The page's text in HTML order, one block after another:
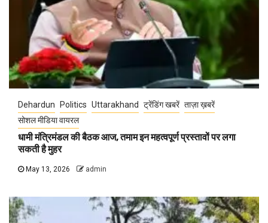
Dehardun Politics Uttarakhand ट्रेंडिंग खबरें ताज़ा ख़बरें
सोशल मीडिया वायरल
धामी मंत्रिमंडल की बैठक आज, तमाम इन महत्वपूर्ण प्रस्तावों पर लगा
सकती है मुहर
May 13, 2026 admin